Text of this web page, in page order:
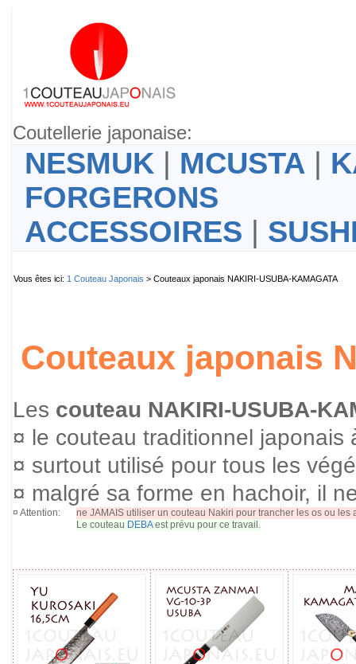
Coutellerie japonaise:
NESMUK MCUSTA
FORGERONS
ACCESSOIRES
Vous êtes ici: 1 Couteau Japonais > Couteaux japonais NAKIRI-USUBA-KAMAGATA
Couteaux japonais
Les couteau NAKIRI-USUBA-
¤ le couteau traditionnel japonais
¤ surtout utilisé pour tous les
¤ malgré sa forme en hachoir, il
¤ Attention:
ne JAMAIS utiliser un couteau Nakiri pour trancher les os ou les
Le couteau DEBAest prévu pour ce travail.